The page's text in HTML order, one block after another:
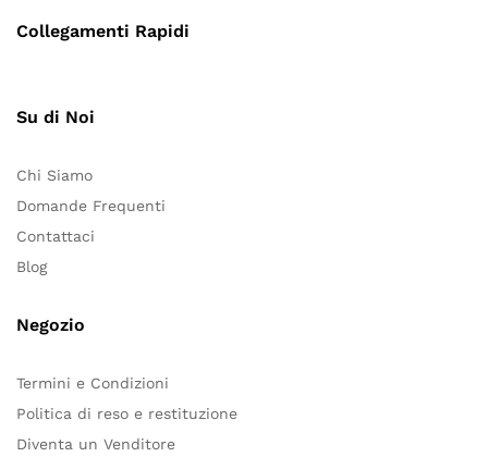
Collegamenti Rapidi
Su di Noi
Chi Siamo
Domande Frequenti
Contattaci
Blog
Negozio
Termini e Condizioni
Politica di reso e restituzione
Diventa un Venditore